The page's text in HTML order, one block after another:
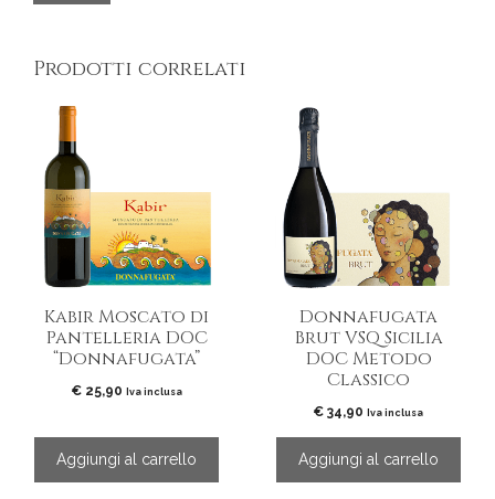
Prodotti correlati
Kabir Moscato di
Pantelleria DOC
“Donnafugata”
€25,90 Iva inclusa
Aggiungi al carrello
Donnafugata
Brut VSQ Sicilia
DOC Metodo
Classico
€ 34,90 Iva inclusa
Aggiungi al carrello